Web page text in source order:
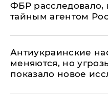
ФБР расследовало,
тайным агентом
Антиукраинские
меняются, но
показало новое